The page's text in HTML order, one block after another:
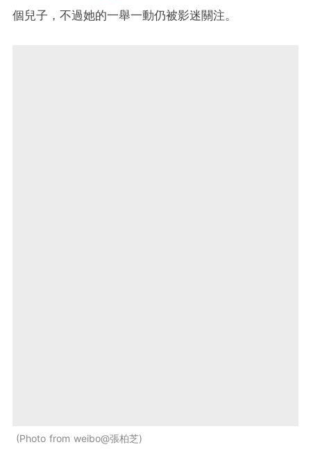
個兒子，不過她的一舉一動仍被影迷關注。
Photo from weibo@張柏芝